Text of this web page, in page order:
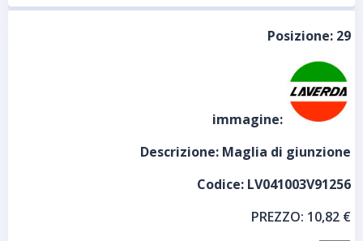
Posizione: 29
immagine:
Descrizione: Maglia di giunzione
Codice: LV041003V91256
PREZZO: 10,82 €